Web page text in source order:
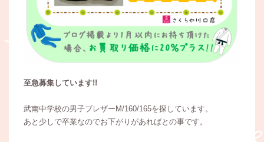
至急募集しています!!
武南中学校の男子ブレザーM/160/165を探しています。
あと少しで卒業なのでお下がりがあればとの事です。